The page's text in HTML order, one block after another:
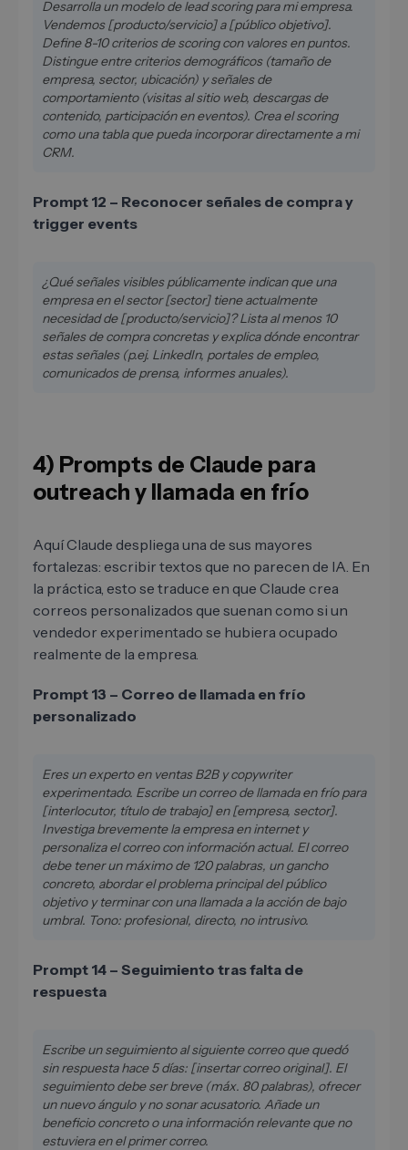
Desarrolla un modelo de lead scoring para mi empresa.
Vendemos [producto/servicio] a [público objetivo].
Define 8-10 criterios de scoring con valores en puntos.
Distingue entre criterios demográficos (tamaño de
empresa, sector, ubicación) y señales de
comportamiento (visitas al sitio web, descargas de
contenido, participación en eventos). Crea el scoring
como una tabla que pueda incorporar directamente a mi
CRM.
Prompt 12 – Reconocer señales de compra y
trigger events
¿Qué señales visibles públicamente indican que una
empresa en el sector [sector] tiene actualmente
necesidad de [producto/servicio]? Lista al menos 10
señales de compra concretas y explica dónde encontrar
estas señales (p.ej. LinkedIn, portales de empleo,
comunicados de prensa, informes anuales).
4) Prompts de Claude para
outreach y llamada en frío
Aquí Claude despliega una de sus mayores
fortalezas: escribir textos que no parecen de IA. En
la práctica, esto se traduce en que Claude crea
correos personalizados que suenan como si un
vendedor experimentado se hubiera ocupado
realmente de la empresa.
Prompt 13 – Correo de llamada en frío
personalizado
Eres un experto en ventas B2B y copywriter
experimentado. Escribe un correo de llamada en frío para
[interlocutor, título de trabajo] en [empresa, sector].
Investiga brevemente la empresa en internet y
personaliza el correo con información actual. El correo
debe tener un máximo de 120 palabras, un gancho
concreto, abordar el problema principal del público
objetivo y terminar con una llamada a la acción de bajo
umbral. Tono: profesional, directo, no intrusivo.
Prompt 14 – Seguimiento tras falta de
respuesta
Escribe un seguimiento al siguiente correo que quedó
sin respuesta hace 5 días: [insertar correo original]. El
seguimiento debe ser breve (máx. 80 palabras), ofrecer
un nuevo ángulo y no sonar acusatorio. Añade un
beneficio concreto o una información relevante que no
estuviera en el primer correo.